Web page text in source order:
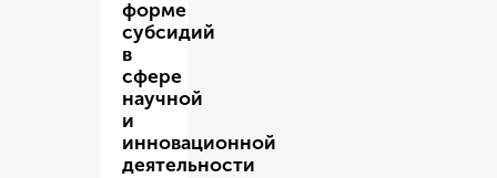
форме
субсидий
в
сфере
научной
и
инновационной
деятельности